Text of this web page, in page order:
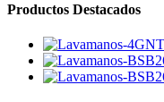
Productos Destacados